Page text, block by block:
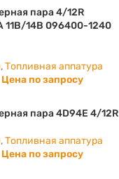
пара 4/12R
11B/14B 096400-1240
,Топливная аппатура
Цена по запросу
пара 4D94E 4/12R
,Топливная аппатура
Цена по запросу